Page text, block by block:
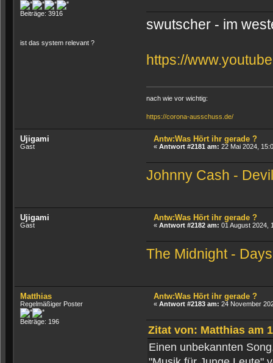
Beiträge: 3916
ist das system relevant ?
swutscher - im
https://
nach wie vor wichtig:
https://corona-ausschuss.de/
Ujigami
Gast
Antw:Was Hört ihr gerade ?
«Antwort #2181 am: 22 Mai 2024,
Johnny Cash -
Ujigami
Gast
Antw:Was Hört ihr gerade ?
«Antwort #2182 am: 01 August 2024,
The Midnight -
Matthias
Regelmäßiger Poster
Beiträge: 196
Antw:Was Hört ihr gerade ?
«Antwort #2183 am: 24 November
Zitat von: Matthias am
Einen unbekannten